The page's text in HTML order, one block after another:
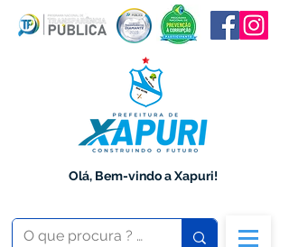
Olá, Bem-vindo a Xapuri!